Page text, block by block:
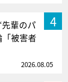
4
輩のパ
被害者
2026.08.05